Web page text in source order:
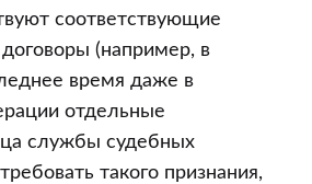
соответствующие
(например, в
время даже в
отдельные
службы судебных
такого признания,